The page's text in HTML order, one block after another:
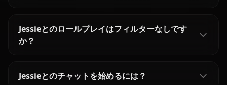
Jessieとのロールプレイはフィルターなしです
か？
Jessieとのチャットを始めるには？